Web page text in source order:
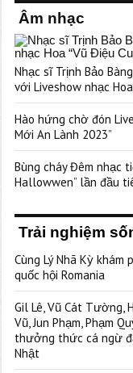
Âm nhạc
Nhạc sĩ Trịnh Bảo
với Liveshow nhạc
Hào hứng chờ đón
Mới An Lành 2023”
Bùng cháy Đêm nhạc
Hallowwen” lần đầu
Trải nghiệm
Cùng Lý Nhã Kỳ khám
quốc hội Romania
Gil Lê, Vũ Cát Tường,
Vũ, Jun Phạm, Phạm
thưởng thức cá ngừ
Nhật